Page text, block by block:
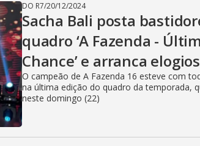
DO R7/20/12/2024
Sacha Bali posta
quadro ‘A Fazenda -
Chance’ e arranca elogios
O campeão de A Fazenda 16 esteve com
na última edição do quadro da temporada,
neste domingo (22)